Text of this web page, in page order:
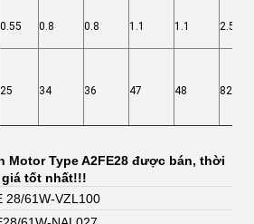
0.55 0.8 0.8 1.1 1.1 2.5
25 34 36 47 48 82
Motor Type A2FE28 được bán, thời
tốt nhất!!!
28/61W-VZL100